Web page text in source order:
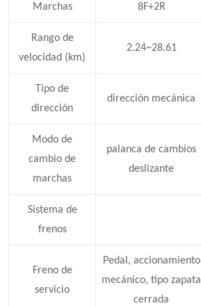
Marchas 8F+2R
Rango de
velocidad (km)
2.24~28.61
Tipo de
dirección
dirección mecánica
Modo de
cambio de
marchas
palanca de cambios
deslizante
Sistema de
frenos
Freno de
servicio
Pedal, accionamiento
mecánico, tipo zapata
cerrada